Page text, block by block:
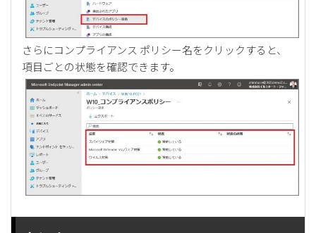
さらにコンプライアンス ポリシー名をクリックすると、
項目ごとの状態を確認できます。